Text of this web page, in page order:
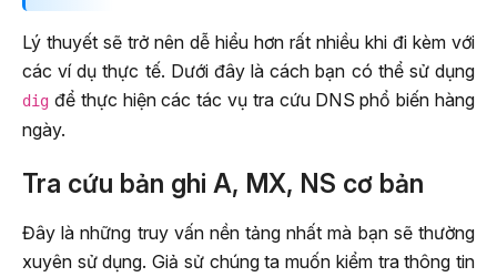
Lý thuyết sẽ trở nên dễ hiểu hơn rất nhiều khi đi kèm với
các ví dụ thực tế. Dưới đây là cách bạn có thể sử dụng
dig để thực hiện các tác vụ tra cứu DNS phổ biến hàng
ngày.
Tra cứu bản ghi A, MX, NS cơ bản
Đây là những truy vấn nền tảng nhất mà bạn sẽ thường
xuyên sử dụng. Giả sử chúng ta muốn kiểm tra thông tin